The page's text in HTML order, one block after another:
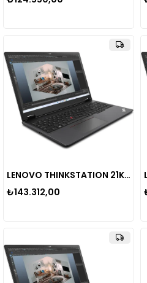
LENOVO THINKSTATION 21KX001STX MWS P16 V2 ULTRA-9 185H 2X16GB 1X1TB SSD NVIDIA RTX3000ADA 8GB W11P
₺143.312,00